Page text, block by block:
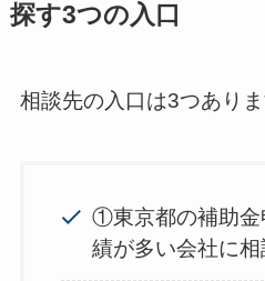
探す3つの入口
相談先の入口は3つありま
①東京都の補助金
績が多い会社に相